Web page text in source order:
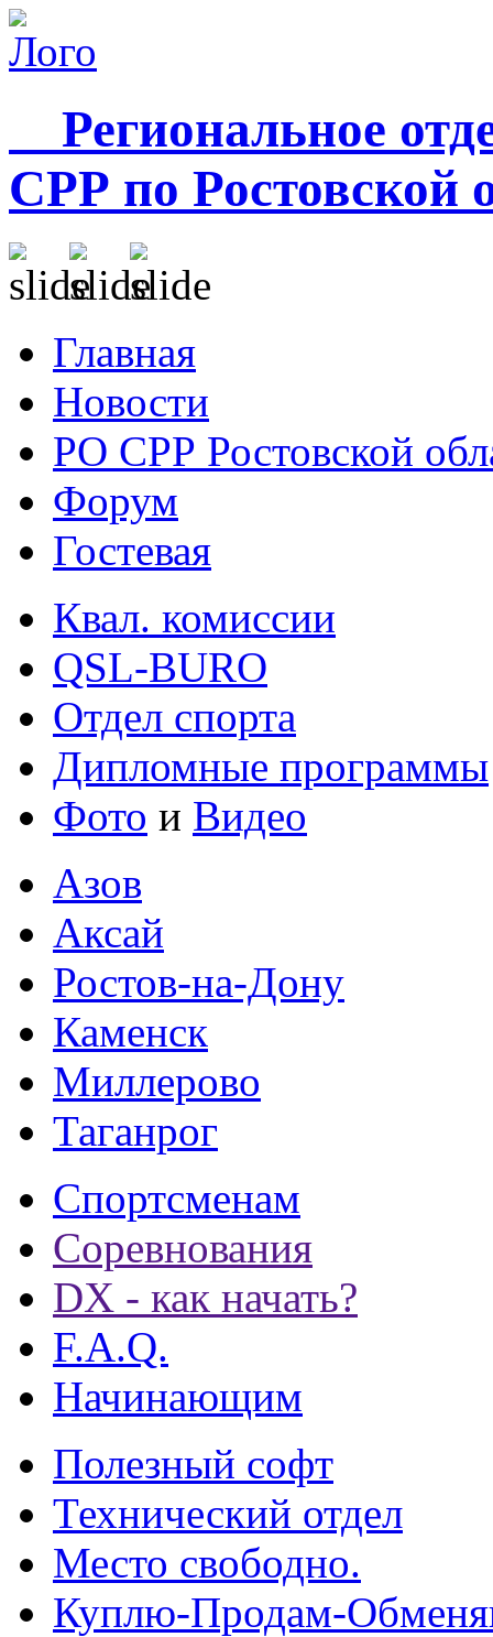
Региональное
СРР по Ростовской
Главная
Новости
РО СРР Ростовской
Форум
Гостевая
Квал. комиссии
QSL-BURO
Отдел спорта
Дипломные программы
Фото и Видео
Азов
Аксай
Ростов-на-Дону
Каменск
Миллерово
Таганрог
Спортсменам
Соревнования
DX - как начать?
F.A.Q.
Начинающим
Полезный софт
Технический отдел
Место свободно.
Куплю-Продам-